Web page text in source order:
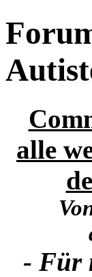
alle
- Für